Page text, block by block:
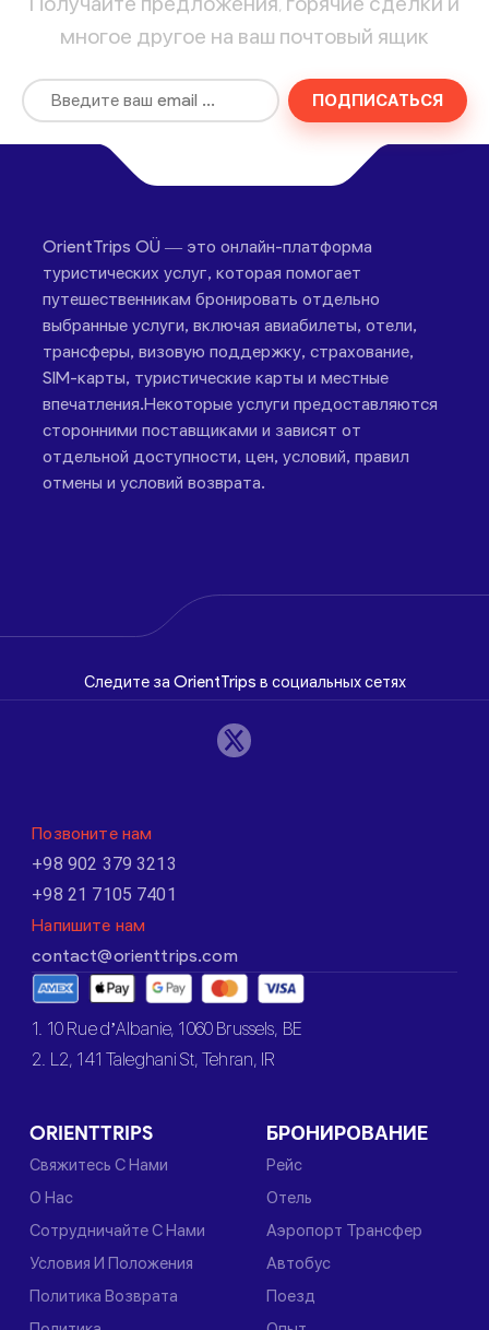
многое другое на ваш почтовый ящик
ПОДПИСАТЬСЯ
OrientTrips OÜ — это онлайн-платформа
туристических услуг, которая помогает
путешественникам бронировать отдельно
выбранные услуги, включая авиабилеты, отели,
трансферы, визовую поддержку, страхование,
SIM-карты, туристические карты и местные
впечатления.Некоторые услуги предоставляются
сторонними поставщиками и зависят от
отдельной доступности, цен, условий, правил
отмены и условий возврата.
Следите за OrientTrips в социальных сетях
Позвоните нам
+98 902 379 3213
+98 21 7105 7401
Напишите нам
contact@orienttrips.com
1. 10 Rue d’Albanie, 1060 Brussels, BE
2. L2, 141 Taleghani St, Tehran, IR
ORIENTTRIPS
Свяжитесь С Нами
О Нас
Сотрудничайте С Нами
Условия И Положения
Политика Возврата
БРОНИРОВАНИЕ
Рейс
Отель
Аэропорт Трансфер
Автобус
Поезд